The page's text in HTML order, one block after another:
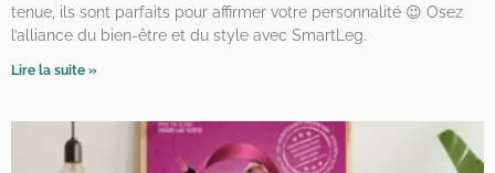
tenue, ils sont parfaits pour affirmer votre personnalité 😉 Osez
l’alliance du bien-être et du style avec SmartLeg.
Lire la suite »